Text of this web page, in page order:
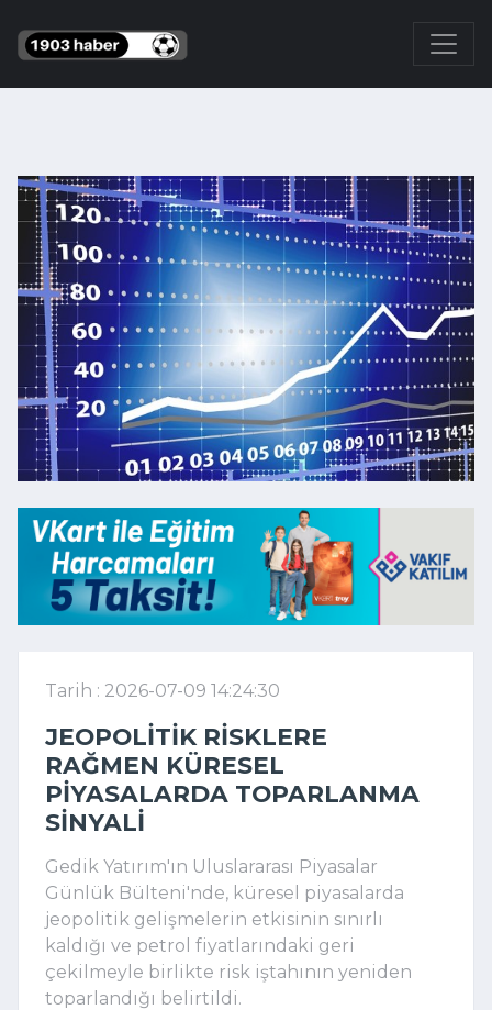
Tarih : 2026-07-09 14:24:30
JEOPOLITIK RISKLERE
RAĞMEN KÜRESEL
PIYASALARDA TOPARLANMA
SINYALI
Gedik Yatırım'ın Uluslararası Piyasalar
Günlük Bülteni'nde, küresel piyasalarda
jeopolitik gelişmelerin etkisinin sınırlı
kaldığı ve petrol fiyatlarındaki geri
çekilmeyle birlikte risk iştahının yeniden
toparlandığı belirtildi.